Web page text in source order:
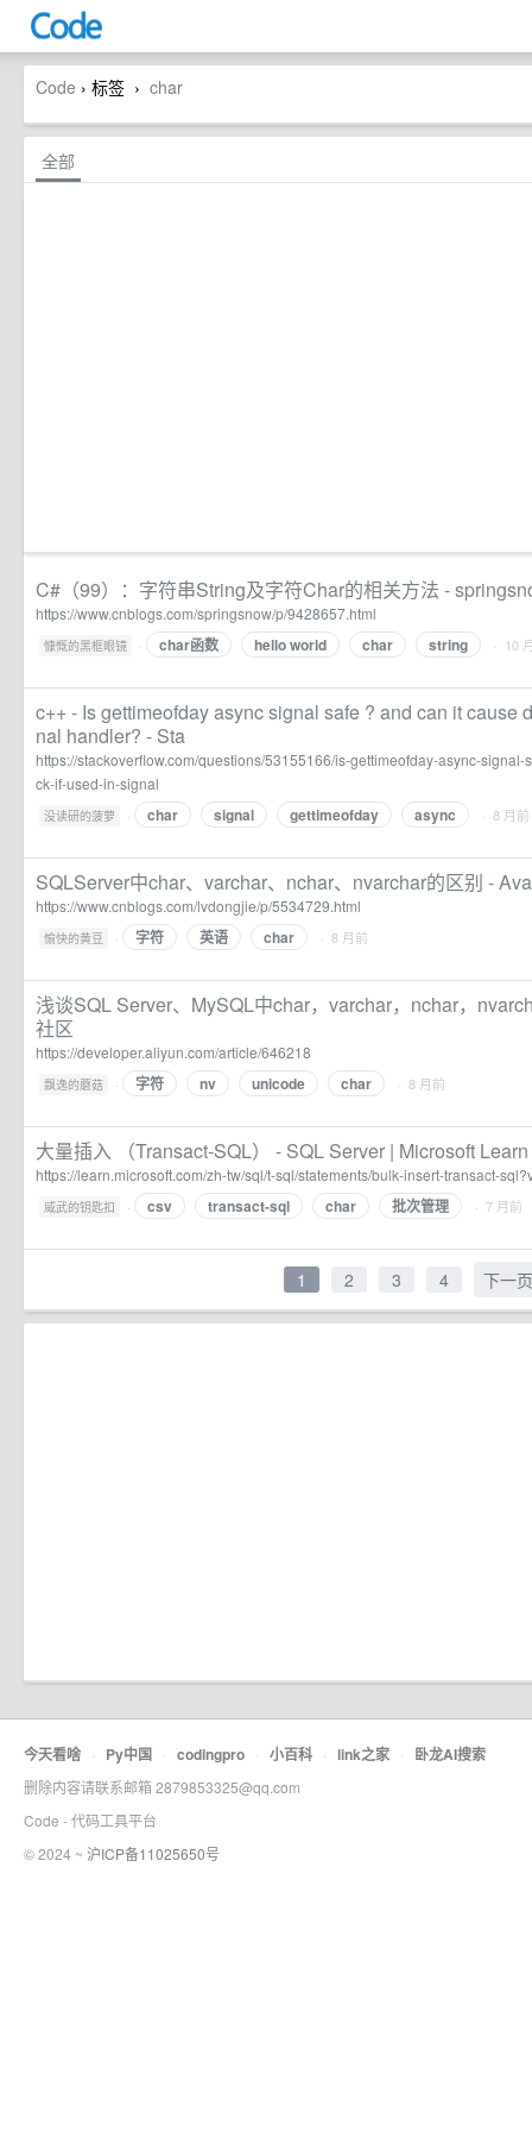
Code › 标签 › char
全部
C#（99）：字符串String及字符Char的相关方法 -
https://www.cnblogs.com/springsnow/p/9428657.html
慷慨的黑框眼镜 · char函数 hello world char string · 10
c++ - Is gettimeofday async signal safe ? and can it cause
nal handler? - Sta
https://stackoverflow.com/questions/53155166/is-gettimeofday-async-
ck-if-used-in-signal
没读研的菠萝 · char signal gettimeofday async · 8 月前
SQLServer中char、varchar、nchar、nvarchar的区别 -
https://www.cnblogs.com/lvdongjie/p/5534729.html
愉快的黄豆 · 字符 英语 char · 8 月前
浅谈SQL Server、MySQL中char，varchar，nchar，
社区
https://developer.aliyun.com/article/646218
飘逸的蘑菇 · 字符 nv unicode char · 8 月前
大量插入 （Transact-SQL） - SQL Server | Microsoft Learn
https://learn.microsoft.com/zh-tw/sql/t-sql/statements/bulk-insert-transact-
威武的钥匙扣 · csv transact-sql char 批次管理 · 7 月前
1 2 3 4 下一页
今天看啥 · Py中国 · codingpro · 小百科 · link之家 · 卧龙AI搜索
删除内容请联系邮箱 2879853325@qq.com
Code - 代码工具平台
© 2024 ~ 沪ICP备11025650号